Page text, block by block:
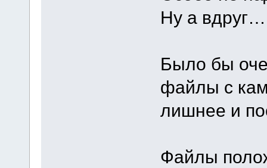
Ну а
Было бы
файлы с
лишнее и
Файлы